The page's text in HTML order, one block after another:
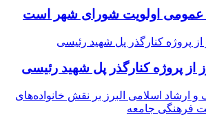
عمومی اولویت شورای شهر است
از پروژه کنارگذر پل شهید رئیسی